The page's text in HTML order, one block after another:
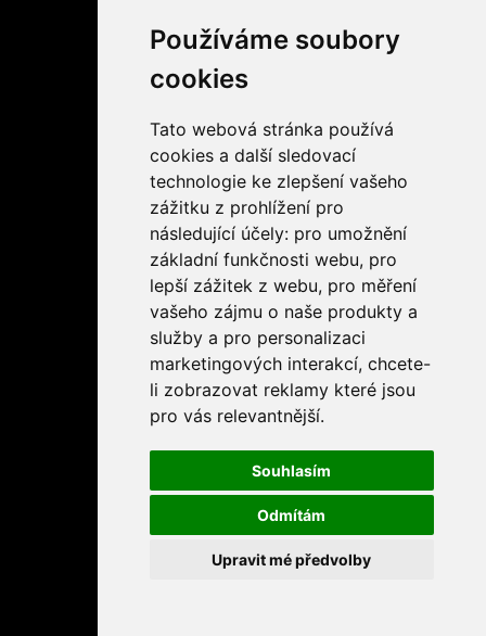
Používáme soubory
cookies
Tato webová stránka používá
cookies a další sledovací
technologie ke zlepšení vašeho
zážitku z prohlížení pro
následující účely: pro umožnění
základní funkčnosti webu, pro
lepší zážitek z webu, pro měření
vašeho zájmu o naše produkty a
služby a pro personalizaci
marketingových interakcí, chcete-
li zobrazovat reklamy které jsou
pro vás relevantnější.
Souhlasím
Odmítám
Upravit mé předvolby